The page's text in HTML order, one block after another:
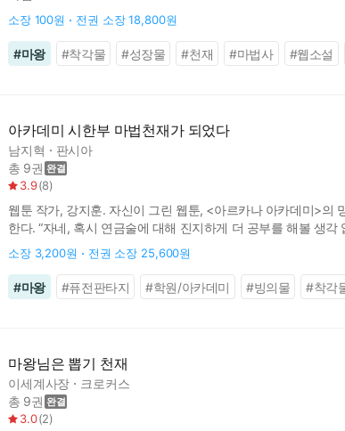
소장 100원 전권 소장 18,800원
#마왕 #착각물 #성장물 #천재 #마법사 #웹소설
아카데미 시한부 마법천재가 되었다
남지혁
판시아
총 9권
3.9(8)
웹툰 작가, 강지훈. 자신이 그린 웹툰, <아르카나 아카데미>의
한다. “자네, 혹시 연금술에 대해 진지하게 더 공부를 해볼 생각
저랑 차 한잔 어떠세요?” 남의 속도 모르고 집착하는 교수들의
소장 3,200원 전권 소장 25,600원
#마왕 #퓨전판타지 #학원/아카데미 #빙의물 #착각
마왕님은 뽑기 천재
이세계사장
크로커스
총 9권
3.0(2)